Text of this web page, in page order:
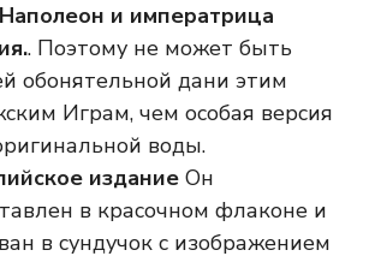
и императрица
. Поэтому не может быть
обонятельной дани этим
Играм, чем особая версия
воды.
издание Он
в красочном флаконе и
в сундучок с изображением